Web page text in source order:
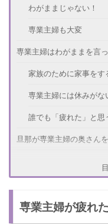
わがままじゃない！
専業主婦も大変
専業主婦はわがままを言
家族のために家事をす
専業主婦には休みがな
誰でも「疲れた」と思
旦那が専業主婦の奥さん
家事をサボる
専業主婦が疲れ